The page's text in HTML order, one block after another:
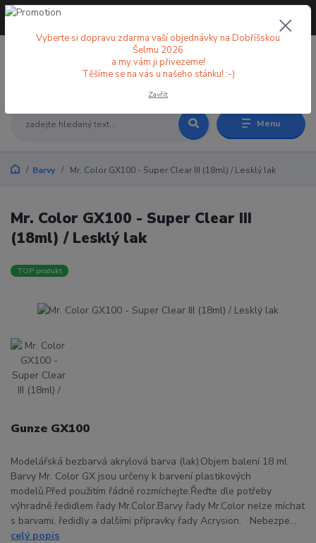
Menu
+420 773 998 582
Barvy Mr. Color GX100 - Super Clear III (18ml) / Lesklý lak
Mr. Color GX100 - Super Clear III
(18ml) / Lesklý lak
TOP produkt
Gunze GX100
Modelářská bezbarvá akrylová barva (lak).Objem balení 18 ml.
Barvy Mr. Color GX jsou určeny k barvení plastikových
modelů.Před použitím řádně rozmíchejte.Řeďte dle potřeby
výhradně ředidlem řady Mr.Color.Barvy řady Mr.Color nelze míchat
s barvami, ředidly a dalšími přípravky řady Acrysion. Nebezpe...
celý popis
Vyberte si dopravu zdarma vaší objednávky na Dobříšskou
Šelmu 2026
a my vám ji přivezeme!
Těšíme se na vás u našeho stánku! :-)
Zavřít